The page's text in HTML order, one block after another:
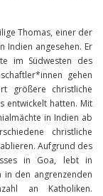
Thomas, einer der
Indien angesehen. Er
im Südwesten des
gehen
größere christliche
entwickelt hatten. Mit
in Indien ab
christliche
Aufgrund des
in Goa, lebt in
in den angrenzenden
an Katholiken.